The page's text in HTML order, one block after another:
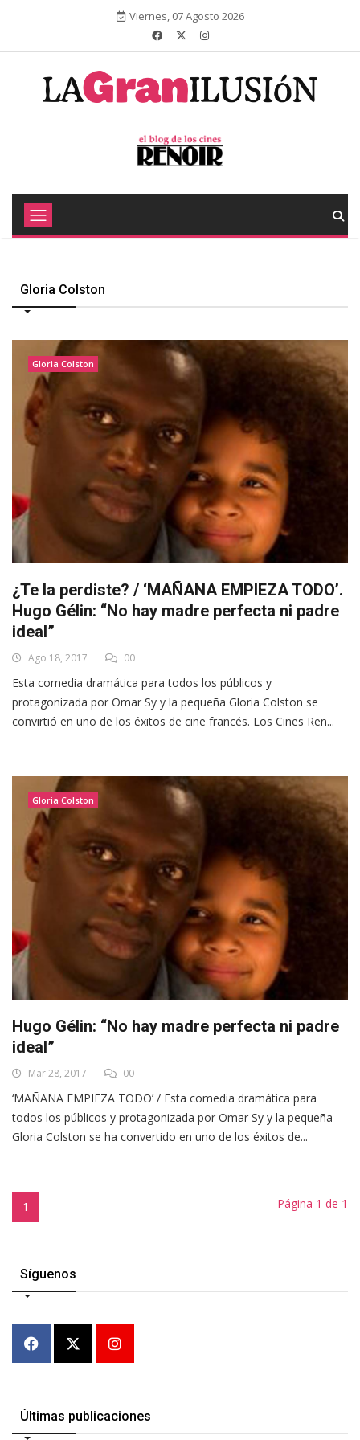
Viernes, 07 Agosto 2026
Gloria Colston
Gloria Colston
¿Te la perdiste? / ‘MAÑANA EMPIEZA TODO’.
Hugo Gélin: “No hay madre perfecta ni padre
ideal”
Ago 18, 2017 00
Esta comedia dramática para todos los públicos y
protagonizada por Omar Sy y la pequeña Gloria Colston se
convirtió en uno de los éxitos de cine francés. Los Cines Ren...
Gloria Colston
Hugo Gélin: “No hay madre perfecta ni padre
ideal”
Mar 28, 2017 00
‘MAÑANA EMPIEZA TODO’ / Esta comedia dramática para
todos los públicos y protagonizada por Omar Sy y la pequeña
Gloria Colston se ha convertido en uno de los éxitos de...
1 Página 1 de 1
Síguenos
Últimas publicaciones